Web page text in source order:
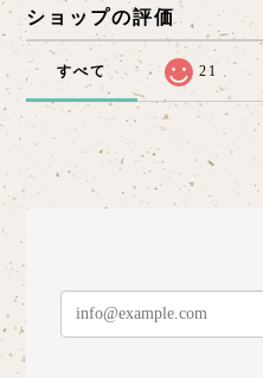
ショップの評価
すべて 21